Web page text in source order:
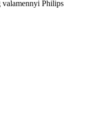
valamennyi Philips